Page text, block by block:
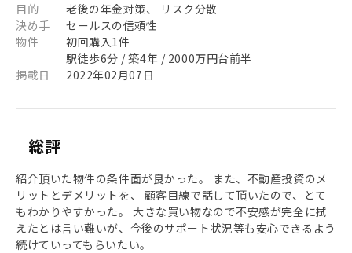
目的
老後の年金対策、 リスク分散
決め手
セールスの信頼性
物件
初回購入1件
駅徒歩6分 / 築4年 / 2000万円台前半
掲載日
2022年02月07日
総評
紹介頂いた物件の条件面が良かった。 また、不動産投資のメ
リットとデメリットを、 顧客目線で話して頂いたので、とて
もわかりやすかった。 大きな買い物なので不安感が完全に拭
えたとは言い難いが、今後のサポート状況等も安心できるよう
続けていってもらいたい。